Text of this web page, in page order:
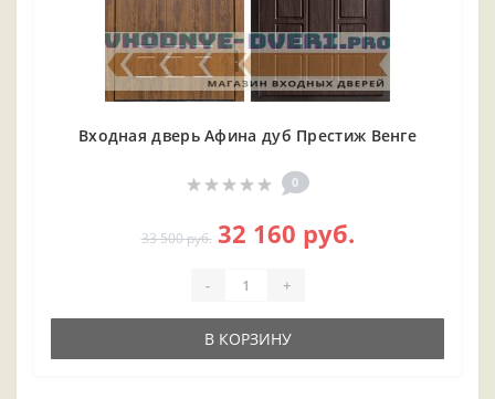
Входная дверь Афина дуб Престиж Венге
0
33 500 руб. 32 160 руб.
- +
В КОРЗИНУ